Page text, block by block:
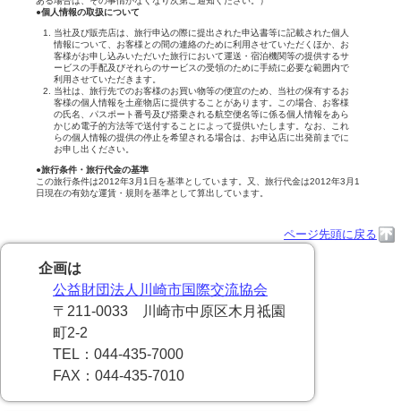
●個人情報の取扱について
当社及び販売店は、旅行申込の際に提出された申込書等に記載された個人
情報について、お客様との間の連絡のために利用させていただくほか、お
客様がお申し込みいただいた旅行において運送・宿泊機関等の提供するサ
ービスの手配及びそれらのサービスの受領のために手続に必要な範囲内で
利用させていただきます。
当社は、旅行先でのお客様のお買い物等の便宜のため、当社の保有するお
客様の個人情報を土産物店に提供することがあります。この場合、お客様
の氏名、パスポート番号及び搭乗される航空便名等に係る個人情報をあら
かじめ電子的方法等で送付することによって提供いたします。なお、これ
らの個人情報の提供の停止を希望される場合は、お申込店に出発前までに
お申し出ください。
●旅行条件・旅行代金の基準
この旅行条件は2012年3月1日を基準としています。又、旅行代金は2012年3月1
日現在の有効な運賃・規則を基準として算出しています。
ページ先頭に戻る
企画は
公益財団法人川崎市国際交流協会
〒211-0033 川崎市中原区木月祗園
町2-2
TEL：044-435-7000
FAX：044-435-7010